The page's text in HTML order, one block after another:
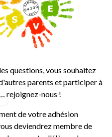
questions, vous souhaitez
parents et participer à
rejoignez-nous !
de votre adhésion
deviendrez membre de